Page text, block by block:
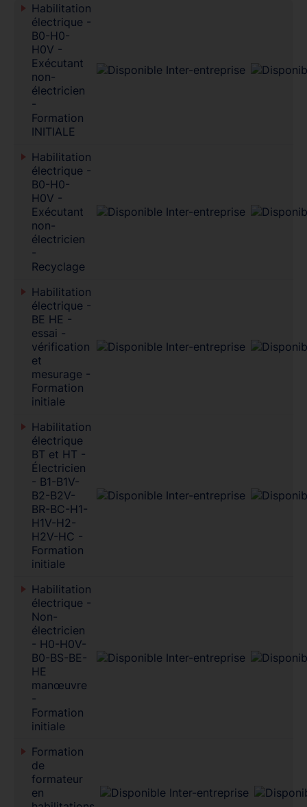
Habilitation
électrique -
B0-H0-
H0V -
Exécutant
non-
électricien
-
Formation
INITIALE
Habilitation
électrique -
B0-H0-
H0V -
Exécutant
non-
électricien
-
Recyclage
Habilitation
électrique -
BE HE -
essai -
vérification
et
mesurage -
Formation
initiale
Habilitation
électrique
BT et HT -
Électricien
- B1-B1V-
B2-B2V-
BR-BC-H1-
H1V-H2-
H2V-HC -
Formation
initiale
Habilitation
électrique -
Non-
électricien
- H0-H0V-
B0-BS-BE-
HE
manœuvre
-
Formation
initiale
Formation
de
formateur
en